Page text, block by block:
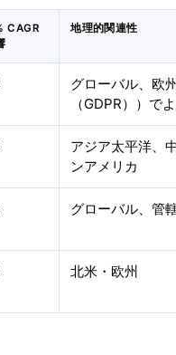
CAGR
地理的関連性
グローバル、欧
（GDPR））で
アジア太平洋、
ンアメリカ
グローバル、管
北米・欧州